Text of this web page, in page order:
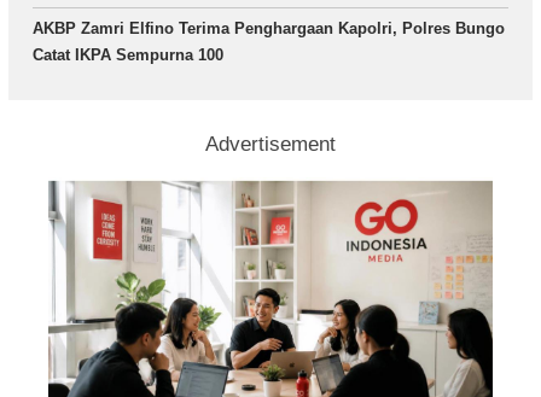
AKBP Zamri Elfino Terima Penghargaan Kapolri, Polres Bungo
Catat IKPA Sempurna 100
Advertisement